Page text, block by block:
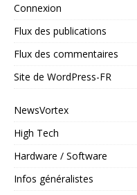
Connexion
Flux des publications
Flux des commentaires
Site de WordPress-FR
NewsVortex
High Tech
Hardware / Software
Infos généralistes